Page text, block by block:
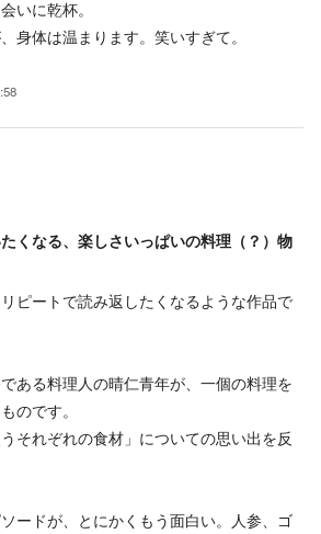
いに乾杯。
身体は温まります。笑いすぎて。
くなる、楽しさいっぱいの料理（？）物
ピートで読み返したくなるような作品で
ある料理人の晴仁青年が、一個の料理を
のです。
それぞれの食材」についての思い出を反
ードが、とにかくもう面白い。人参、ゴ